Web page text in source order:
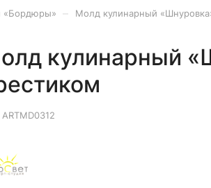
«Бордюры» Молд кулинарный
кулинарный
ARTMD0312